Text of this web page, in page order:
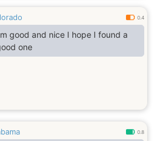
0.4
good and nice I hope I found a
one
0.8